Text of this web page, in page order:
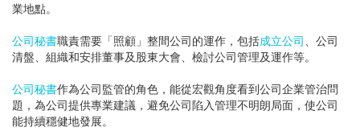
業地點。
公司秘書職責需要「照顧」整間公司的運作，包括成立公司
、公司
清盤、組織和安排董事及股東大會、檢討公司管理及運作等。
公司秘書作為公司監管的角色，能從宏觀角度看到公司企業管治問
題，為公司提供專業建議，避免公司陷入管理不明朗局面，使公司
能持續穩健地發展。